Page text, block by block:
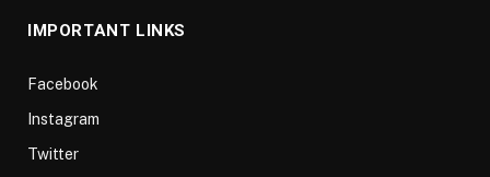
IMPORTANT LINKS
Facebook
Instagram
Twitter